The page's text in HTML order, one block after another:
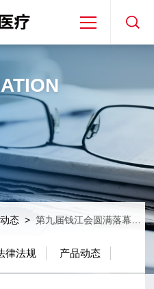
山友
决方案
资讯
合作
态 >第九届钱江会圆满落幕，山友将伴随着钱江会一起成长，为医疗事业尽一份绵薄之力。
律法规 产品动态